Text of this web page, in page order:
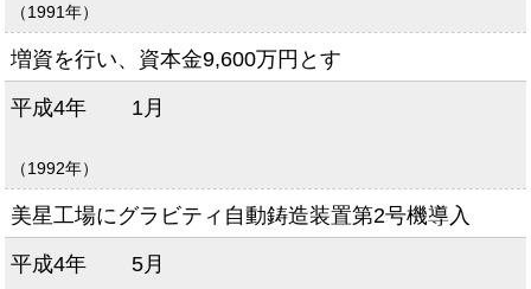
（1991年）
増資を行い、資本金9,600万円とす
平成4年 1月
（1992年）
美星工場にグラビティ自動鋳造装置第2号機導入
平成4年 5月